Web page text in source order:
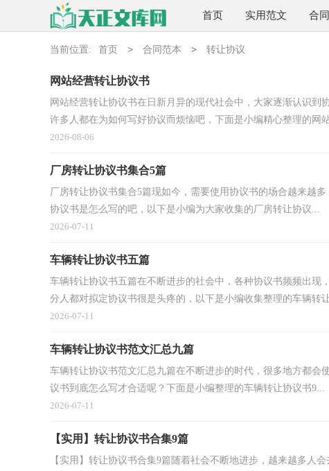
首页 实用范文 合
当前位置: 首页 > 合同范本 > 转让协议
网站经营转让协议书
网站经营转让协议书在日新月异的现代社会中，大家逐渐认识
许多人都在为如何写好协议而烦恼吧，下面是小编精心整理的网
2026-08-06
厂房转让协议书集合5篇
厂房转让协议书集合5篇现如今，需要使用协议书的场合越来越
协议书是怎么写的吧，以下是小编为大家收集的厂房转让协议...
2026-07-11
车辆转让协议书五篇
车辆转让协议书五篇在不断进步的社会中，各种协议书频频出现
分人都对拟定协议书很是头疼的，以下是小编收集整理的车辆转
2026-07-11
车辆转让协议书范文汇总九篇
车辆转让协议书范文汇总九篇在不断进步的时代，很多地方都
议书到底怎么写才合适呢？下面是小编整理的车辆转让协议书9...
2026-07-11
【实用】转让协议书合集9篇
【实用】转让协议书合集9篇随着社会不断地进步，越来越多人